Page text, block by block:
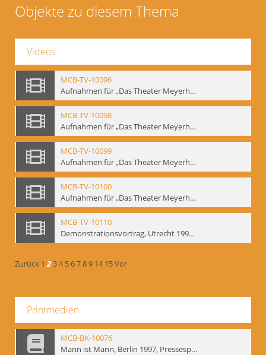
Objekte zu diesem Thema
Videos
MCB-TV-10096
Aufnahmen für „Das Theater Meyerholds und die Biomechanik“ (6). Biomechanische Grundelemente und szenische Umsetzung, Ausschnitt 2 - Interne Signatur: BM-vid-6_A2
MCB-TV-10098
Aufnahmen für „Das Theater Meyerholds und die Biomechanik“ (7). Biomechanische Etüden – Detailstudien, Ausschnitt 1 - Interne Signatur: BM-vid-7_A1
MCB-TV-10099
Aufnahmen für „Das Theater Meyerholds und die Biomechanik“ (7). Biomechanische Etüden – Detailstudien, Ausschnitt 2 - Interne Signatur: BM-vid-7_A2
MCB-TV-10100
Aufnahmen für „Das Theater Meyerholds und die Biomechanik“ (7). Biomechanische Etüden – Detailstudien, Ausschnitt 3 - Interne Signatur: BM-vid-7_A3
MCB-TV-10110
Demonstrationsvortrag, Utrecht 1991 (1) - Interne Signatur: BM-vid-17
Zurück 1 234 56789 14 15Vor
Printmedien
MCB-BK-10076
Mann ist Mann, Berlin 1997, Pressespiegel - interne Signatur: BM-prt-262-24